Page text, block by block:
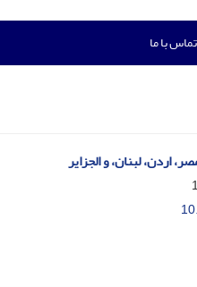
تماس با ما
اردن، لبنان، و الجزایر